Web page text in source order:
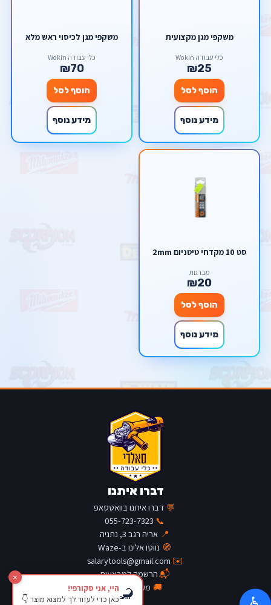
משקפי מגן מקצועית
כלי עבודה Wokin
₪25
הוסף לסל
מידע נוסף
משקפי מגן לכיסוי ראש מלא
כלי עבודה Wokin
₪70
הוסף לסל
מידע נוסף
סט 10 מקדחי טיטניום 2mm
מברגות
₪20
הוסף לסל
מידע נוסף
דברו איתנו
💬 דברו איתנו בוואטסאפ
📞
055-723-7323
📍 אריה רגב 3, נתניה
🧭 נווטו אלינו ב-Waze
✉️
salarytools@gmail.com
📬הרשמה למבצעים
🚚 מעקב משלוח
×
🦂היי, אני סקורפי!
כאן כדי לעזור לך למצוא מוצר 👇